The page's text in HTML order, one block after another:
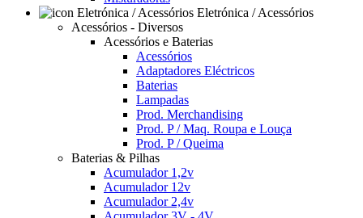
Eletrónica / Acessórios
Acessórios - Diversos
Acessórios e Baterias
Acessórios
Adaptadores Eléctricos
Baterias
Lampadas
Prod. Merchandising
Prod. P / Maq. Roupa e Louça
Prod. P / Queima
Baterias & Pilhas
Acumulador 1,2v
Acumulador 12v
Acumulador 2,4v